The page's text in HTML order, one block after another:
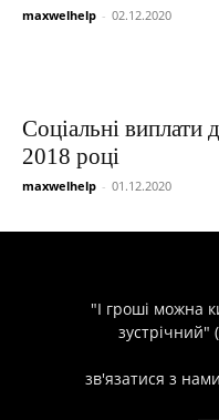
maxwelhelp - 02.12.2020
Соціальні виплати
2018 році
maxwelhelp - 01.12.2020
"І гроші можна
зустрічний"
зв'язатися з